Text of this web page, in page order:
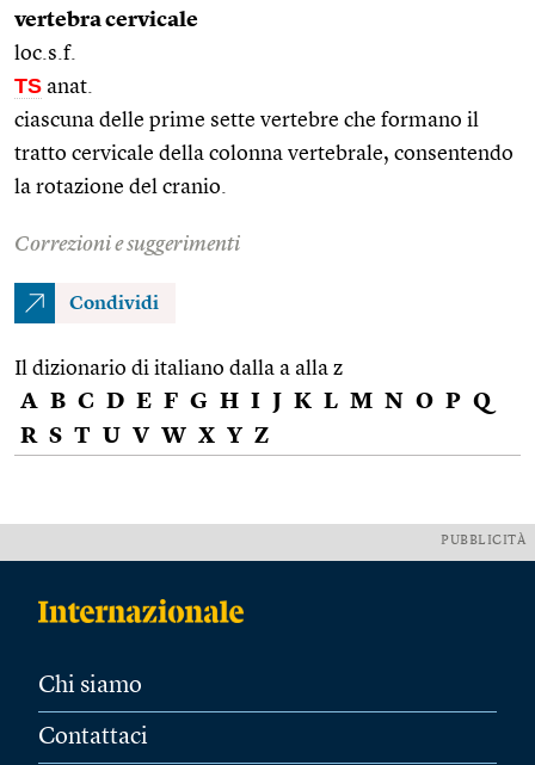
vertebra cervicale
loc.s.f.
TS anat.
ciascuna delle prime sette vertebre che formano il
tratto cervicale della colonna vertebrale, consentendo
la rotazione del cranio.
Correzioni e suggerimenti
Condividi
Il dizionario di italiano dalla a alla z
A B C D E F G H I J K L M N O P Q
R S T U V W X Y Z
PUBBLICITÀ
Chi siamo
Contattaci